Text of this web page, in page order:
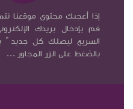
إذا أعجبك محتوى موقعنا
السريع ليصلك كل جديد
بالضغط على الزر المجاور ...